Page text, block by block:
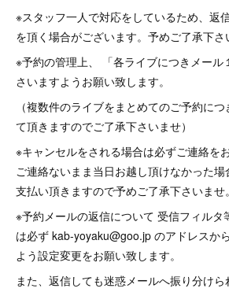
※スタッフ一人で対応をしているため、返
を頂く場合がございます。予めご了承下さ
※予約の管理上、 「各ライブにつきメール
さいますようお願い致します。
（複数件のライブをまとめてのご予約に
て頂きますのでご了承下さいませ）
※キャンセルをされる場合は必ずご連絡を
ご連絡ないまま当日お越し頂けなかった
支払い頂きますので予めご了承下さいませ。
※予約メールの返信について 受信フィルタ
は必ず kab-yoyaku@goo.jp のアドレスか
よう設定変更をお願い致します。
また、返信しても迷惑メールへ振り分けら